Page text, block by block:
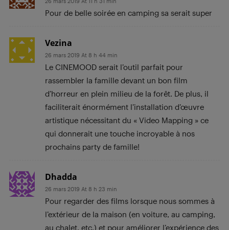
Pour de belle soirée en camping sa serait super
Vezina
26 mars 2019 At 8 h 44 min
Le CINEMOOD serait l’outil parfait pour
rassembler la famille devant un bon film
d’horreur en plein milieu de la forêt. De plus, il
faciliterait énormément l’installation d’œuvre
artistique nécessitant du « Video Mapping » ce
qui donnerait une touche incroyable à nos
prochains party de famille!
Dhadda
26 mars 2019 At 8 h 23 min
Pour regarder des films lorsque nous sommes à
l’extérieur de la maison (en voiture, au camping,
au chalet, etc.) et pour améliorer l’expérience des